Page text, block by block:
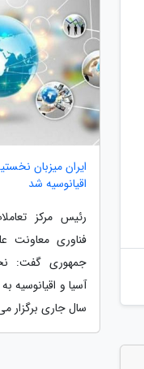
ایران میزبان
اقیانوسیه شد
رئیس مرکز
فناوری معاونت
جمهوری گفت:
آسیا و اقیانوسیه
سال جاری برگزار